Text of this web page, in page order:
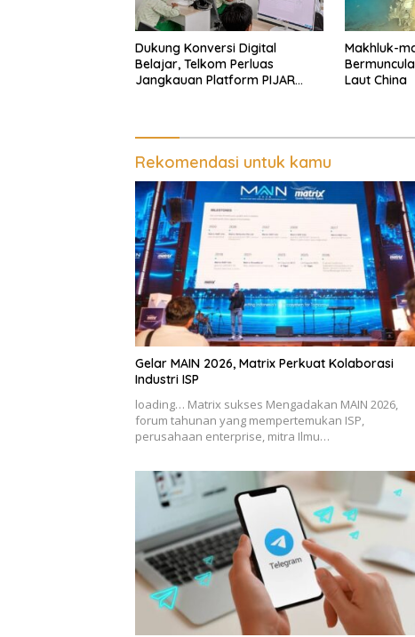
Dukung Konversi Digital
Belajar, Telkom Perluas
Jangkauan Platform PIJAR
Makhluk-
Laut China
Rekomendasi untuk kamu
Gelar MAIN 2026, Matrix Perkuat Kolaborasi
Industri ISP
loading… Matrix sukses Mengadakan MAIN 2026,
forum tahunan yang mempertemukan ISP,
perusahaan enterprise, mitra Ilmu…